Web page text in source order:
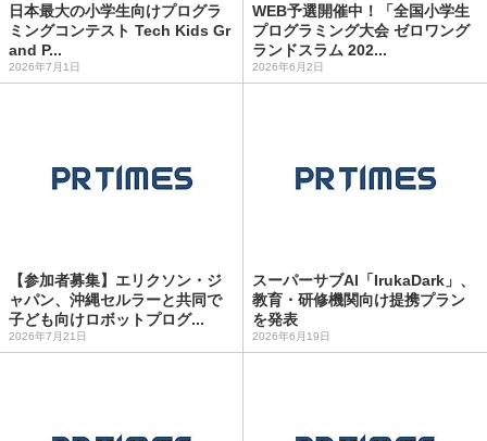
日本最大の小学生向けプログラ
ミングコンテスト Tech Kids Gr
and P...
2026年7月1日
WEB予選開催中！「全国小学生
プログラミング大会 ゼロワング
ランドスラム 202...
2026年6月2日
【参加者募集】エリクソン・ジ
ャパン、沖縄セルラーと共同で
子ども向けロボットプログ...
2026年7月21日
スーパーサブAI「IrukaDark」、
教育・研修機関向け提携プラン
を発表
2026年6月19日